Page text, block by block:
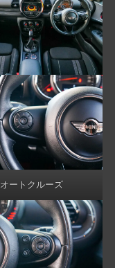
オートクルーズ